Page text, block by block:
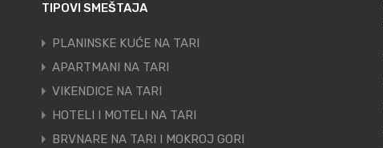
TIPOVI SMEŠTAJA
PLANINSKE KUĆE NA TARI
APARTMANI NA TARI
VIKENDICE NA TARI
HOTELI I MOTELI NA TARI
BRVNARE NA TARI I MOKROJ GORI